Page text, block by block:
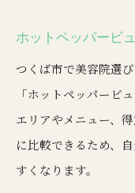
ホットペッパービ
つくば市で美容院選
「ホットペッパービ
エリアやメニュー、
に比較できるため、
すくなります。